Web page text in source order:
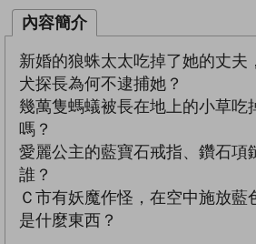
內容簡介
新婚的狼蛛太太吃掉了她的丈夫
犬探長為何不逮捕她？
幾萬隻螞蟻被長在地上的小草吃
嗎？
愛麗公主的藍寶石戒指、鑽石項
誰？
Ｃ市有妖魔作怪，在空中施放藍
是什麼東西？